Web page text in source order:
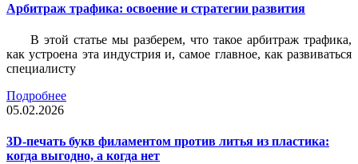
Арбитраж трафика: освоение и стратегии развития
В этой статье мы разберем, что такое арбитраж трафика,
как устроена эта индустрия и, самое главное, как развиваться
специалисту
Подробнее
05.02.2026
3D-печать букв филаментом против литья из пластика:
когда выгодно, а когда нет